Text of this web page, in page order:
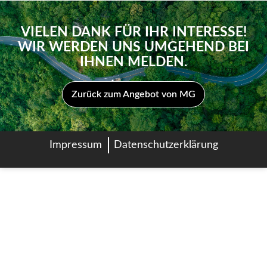
VIELEN DANK FÜR IHR INTERESSE!
WIR WERDEN UNS UMGEHEND BEI
IHNEN MELDEN.
Zurück zum Angebot von MG
Impressum Datenschutzerklärung